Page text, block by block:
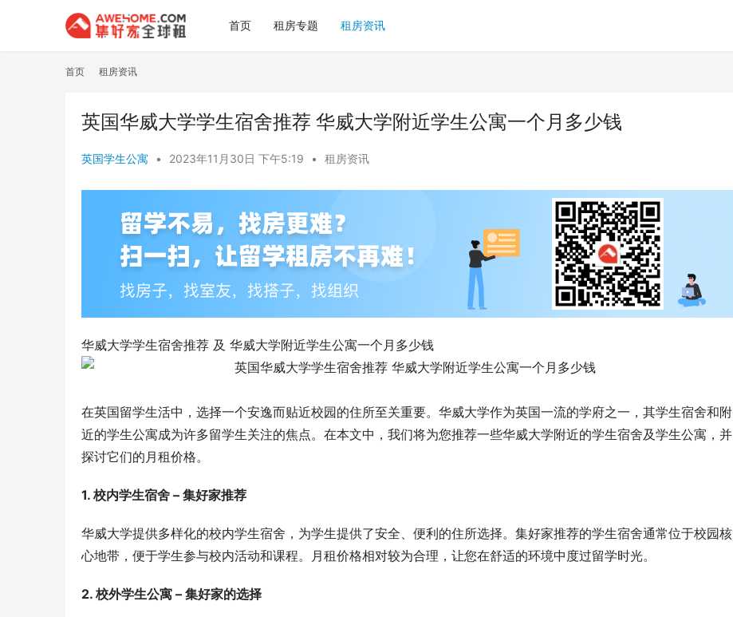
首页 租房专题 租房资讯
首页 租房资讯
英国华威大学学生宿舍推荐 华威大学附近学生公寓一个月多少钱
英国学生公寓 • 2023年11月30日 下午5:19 • 租房资讯
华威大学学生宿舍推荐 及 华威大学附近学生公寓一个月多少钱
在英国留学生活中，选择一个安逸而贴近校园的住所至关重要。华威大学作为英国一流的学府之一，其学生宿舍和附
近的学生公寓成为许多留学生关注的焦点。在本文中，我们将为您推荐一些华威大学附近的学生宿舍及学生公寓，并
探讨它们的月租价格。
1. 校内学生宿舍 – 集好家推荐
华威大学提供多样化的校内学生宿舍，为学生提供了安全、便利的住所选择。集好家推荐的学生宿舍通常位于校园核
心地带，便于学生参与校内活动和课程。月租价格相对较为合理，让您在舒适的环境中度过留学时光。
2. 校外学生公寓 – 集好家的选择